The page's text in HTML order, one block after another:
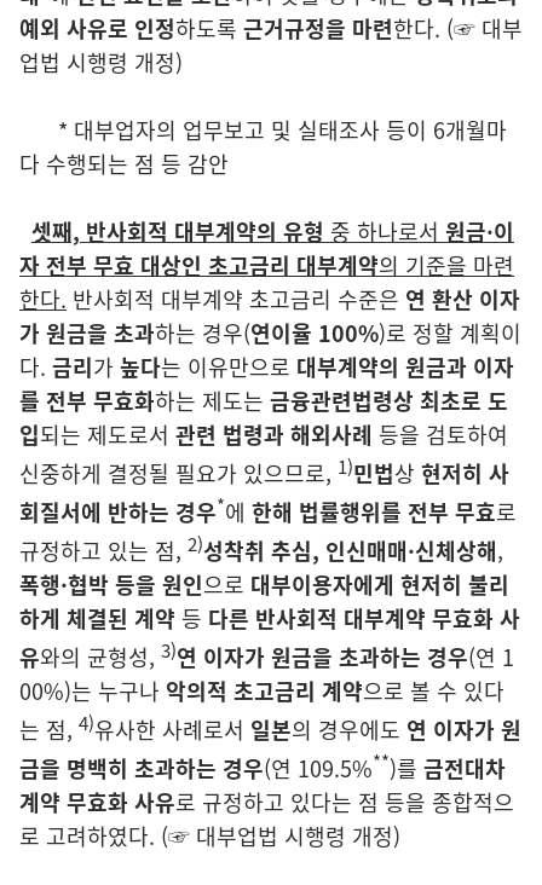
예외 사유로 인정하도록 근거규정을 마련한다. (☞ 대부
업법 시행령 개정)
* 대부업자의 업무보고 및 실태조사 등이 6개월마
다 수행되는 점 등 감안
셋째, 반사회적 대부계약의 유형 중 하나로서 원금·이
자 전부 무효 대상인 초고금리 대부계약의 기준을 마련
한다. 반사회적 대부계약 초고금리 수준은 연 환산 이자
가 원금을 초과하는 경우(연이율 100%)로 정할 계획이
다. 금리가 높다는 이유만으로 대부계약의 원금과 이자
를 전부 무효화하는 제도는 금융관련법령상 최초로 도
입되는 제도로서 관련 법령과 해외사례 등을 검토하여
신중하게 결정될 필요가 있으므로, 1)민법상 현저히 사
회질서에 반하는 경우*에 한해 법률행위를 전부 무효로
규정하고 있는 점, 2)성착취 추심, 인신매매·신체상해,
폭행·협박 등을 원인으로 대부이용자에게 현저히 불리
하게 체결된 계약 등 다른 반사회적 대부계약 무효화 사
유와의 균형성, 3)연 이자가 원금을 초과하는 경우(연 1
00%)는 누구나 악의적 초고금리 계약으로 볼 수 있다
는 점, 4)유사한 사례로서 일본의 경우에도 연 이자가 원
금을 명백히 초과하는 경우(연 109.5%**)를 금전대차
계약 무효화 사유로 규정하고 있다는 점 등을 종합적으
로 고려하였다. (☞ 대부업법 시행령 개정)